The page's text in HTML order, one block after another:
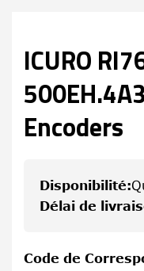
ICURO
Encoders
Disponibilité:
Délai de
Code de